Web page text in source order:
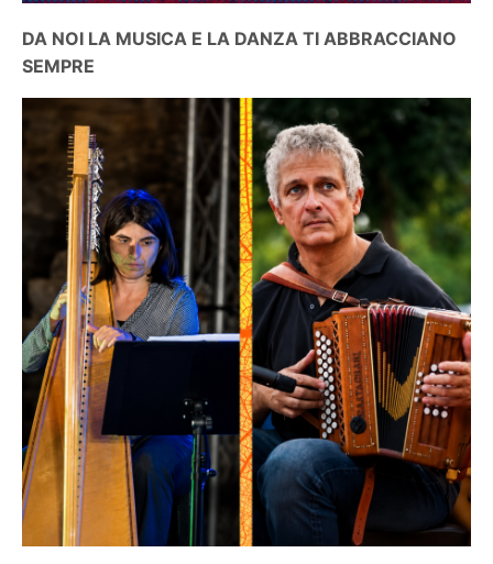
DA NOI LA MUSICA E LA DANZA TI ABBRACCIANO
SEMPRE